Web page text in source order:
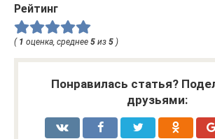
Рейтинг
( 1 оценка, среднее 5 из 5 )
Понравилась статья?
друзьями: